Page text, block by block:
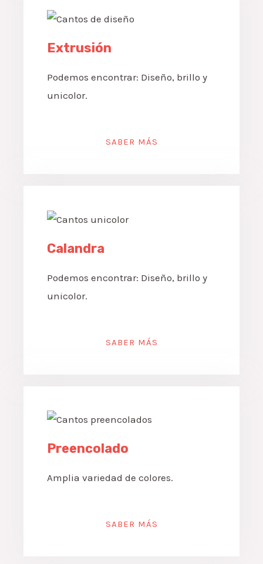
Extrusión
Podemos encontrar: Diseño, brillo y
unicolor.
SABER MÁS
Calandra
Podemos encontrar: Diseño, brillo y
unicolor.
SABER MÁS
Preencolado
Amplia variedad de colores.
SABER MÁS